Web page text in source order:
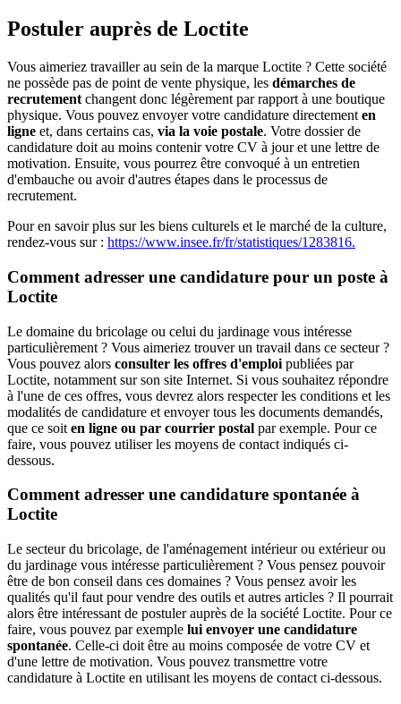
Postuler auprès de Loctite
Vous aimeriez travailler au sein de la marque Loctite ? Cette société
ne possède pas de point de vente physique, les démarches de
recrutement changent donc légèrement par rapport à une boutique
physique. Vous pouvez envoyer votre candidature directement en
ligne et, dans certains cas, via la voie postale. Votre dossier de
candidature doit au moins contenir votre CV à jour et une lettre de
motivation. Ensuite, vous pourrez être convoqué à un entretien
d'embauche ou avoir d'autres étapes dans le processus de
recrutement.
Pour en savoir plus sur les biens culturels et le marché de la culture,
rendez-vous sur : https://www.insee.fr/fr/statistiques/1283816.
Comment adresser une candidature pour un poste à
Loctite
Le domaine du bricolage ou celui du jardinage vous intéresse
particulièrement ? Vous aimeriez trouver un travail dans ce secteur ?
Vous pouvez alors consulter les offres d'emploi publiées par
Loctite, notamment sur son site Internet. Si vous souhaitez répondre
à l'une de ces offres, vous devrez alors respecter les conditions et les
modalités de candidature et envoyer tous les documents demandés,
que ce soit en ligne ou par courrier postal par exemple. Pour ce
faire, vous pouvez utiliser les moyens de contact indiqués ci-
dessous.
Comment adresser une candidature spontanée à
Loctite
Le secteur du bricolage, de l'aménagement intérieur ou extérieur ou
du jardinage vous intéresse particulièrement ? Vous pensez pouvoir
être de bon conseil dans ces domaines ? Vous pensez avoir les
qualités qu'il faut pour vendre des outils et autres articles ? Il pourrait
alors être intéressant de postuler auprès de la société Loctite. Pour ce
faire, vous pouvez par exemple lui envoyer une candidature
spontanée. Celle-ci doit être au moins composée de votre CV et
d'une lettre de motivation. Vous pouvez transmettre votre
candidature à Loctite en utilisant les moyens de contact ci-dessous.